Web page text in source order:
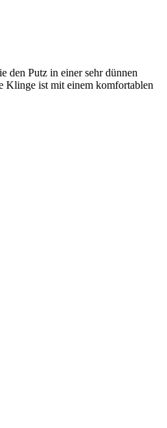
den Putz in einer sehr dünnen
Klinge ist mit einem komfortablen